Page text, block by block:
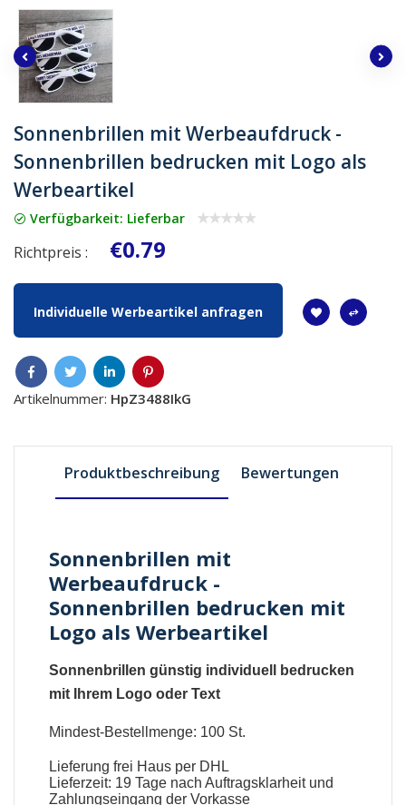
Sonnenbrillen mit Werbeaufdruck -
Sonnenbrillen bedrucken mit Logo als
Werbeartikel
Verfügbarkeit: Lieferbar
Richtpreis : €0.79
Individuelle Werbeartikel anfragen
Artikelnummer: HpZ3488IkG
Produktbeschreibung Bewertungen
Sonnenbrillen mit
Werbeaufdruck -
Sonnenbrillen bedrucken mit
Logo als Werbeartikel
Sonnenbrillen günstig individuell bedrucken
mit Ihrem Logo oder Text
Mindest-Bestellmenge: 100 St.
Lieferung frei Haus per DHL
Lieferzeit: 19 Tage nach Auftragsklarheit und
Zahlungseingang der Vorkasse